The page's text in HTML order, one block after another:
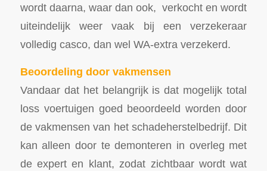
wordt daarna, waar dan ook, verkocht en wordt
uiteindelijk weer vaak bij een verzekeraar
volledig casco, dan wel WA-extra verzekerd.
Beoordeling door vakmensen
Vandaar dat het belangrijk is dat mogelijk total
loss voertuigen goed beoordeeld worden door
de vakmensen van het schadeherstelbedrijf. Dit
kan alleen door te demonteren in overleg met
de expert en klant, zodat zichtbaar wordt wat